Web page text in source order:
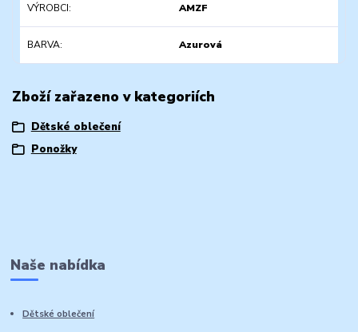
VÝROBCI AMZF
BARVA Azurová
Zboží zařazeno v kategoriích
Dětské oblečení
Ponožky
Naše nabídka
Dětské oblečení